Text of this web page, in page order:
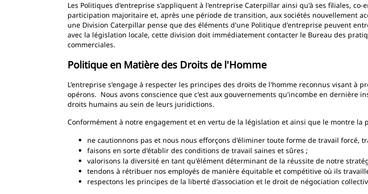
Les Politiques d'entreprise s'appliquent à l'entreprise Caterpillar ainsi qu'à ses filiales, co-
participation majoritaire et, après une période de transition, aux sociétés nouvellement
une Division Caterpillar pense que des éléments d'une Politique d'entreprise peuvent
avec la législation locale, cette division doit immédiatement contacter le Bureau des
commerciales.
Politique en Matière des Droits de l'Homme
L'entreprise s'engage à respecter les principes des droits de l'homme reconnus visant à
opérons. Nous avons conscience que c'est aux gouvernements qu'incombe en dernière
droits humains au sein de leurs juridictions.
Conformément à notre engagement et en vertu de la législation et ainsi que le montre la
ne cautionnons pas et nous nous efforçons d'éliminer toute forme de travail forcé,
faisons en sorte d'établir des conditions de travail saines et sûres ;
valorisons la diversité en tant qu'élément déterminant de la réussite de notre
tendons à rétribuer nos employés de manière équitable et compétitive où ils
respectons les principes de la liberté d'association et le droit de négociation